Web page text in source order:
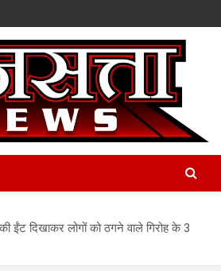
ईंट दिखाकर लोगों को ठगने वाले गिरोह के 3